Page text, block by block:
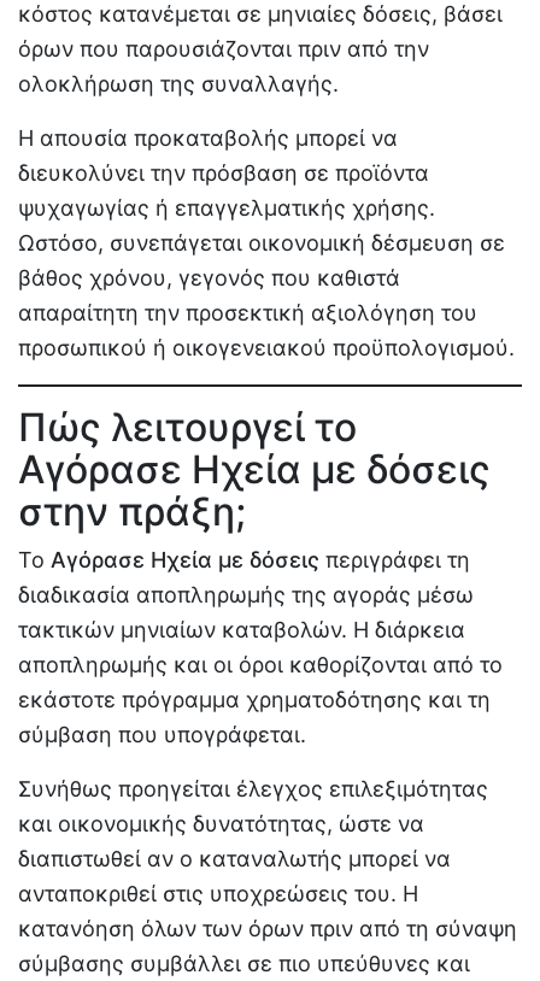
κόστος κατανέμεται σε μηνιαίες δόσεις, βάσει
όρων που παρουσιάζονται πριν από την
ολοκλήρωση της συναλλαγής.
Η απουσία προκαταβολής μπορεί να
διευκολύνει την πρόσβαση σε προϊόντα
ψυχαγωγίας ή επαγγελματικής χρήσης.
Ωστόσο, συνεπάγεται οικονομική δέσμευση σε
βάθος χρόνου, γεγονός που καθιστά
απαραίτητη την προσεκτική αξιολόγηση του
προσωπικού ή οικογενειακού προϋπολογισμού.
Πώς λειτουργεί το
Αγόρασε Ηχεία με δόσεις
στην πράξη;
Το Αγόρασε Ηχεία με δόσεις περιγράφει τη
διαδικασία αποπληρωμής της αγοράς μέσω
τακτικών μηνιαίων καταβολών. Η διάρκεια
αποπληρωμής και οι όροι καθορίζονται από το
εκάστοτε πρόγραμμα χρηματοδότησης και τη
σύμβαση που υπογράφεται.
Συνήθως προηγείται έλεγχος επιλεξιμότητας
και οικονομικής δυνατότητας, ώστε να
διαπιστωθεί αν ο καταναλωτής μπορεί να
ανταποκριθεί στις υποχρεώσεις του. Η
κατανόηση όλων των όρων πριν από τη σύναψη
σύμβασης συμβάλλει σε πιο υπεύθυνες και